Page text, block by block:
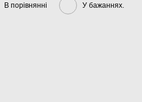
В порівнянні У бажаннях.